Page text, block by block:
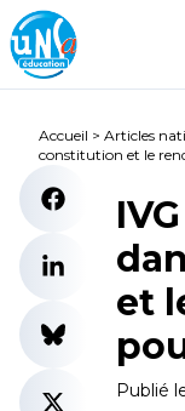
Accueil > Articles
constitution et le
et
Publié